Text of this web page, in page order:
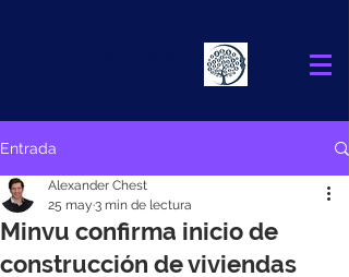
Entrada
Minvu confirma inicio de
construcción de viviendas
Alexander Chest
25 may 3 min de lectura